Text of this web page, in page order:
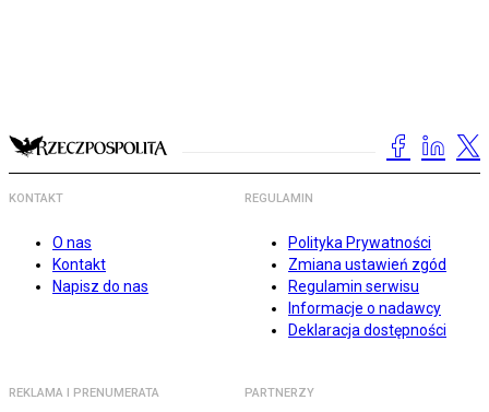
KONTAKT
O nas
Kontakt
Napisz do nas
REGULAMIN
Polityka Prywatności
Zmiana ustawień zgód
Regulamin serwisu
Informacje o nadawcy
Deklaracja dostępności
REKLAMA I PRENUMERATA PARTNERZY